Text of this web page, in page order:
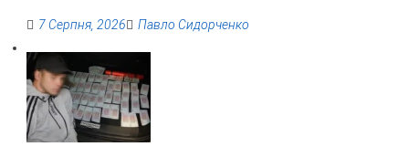
7 Серпня, 2026 Павло Сидорченко